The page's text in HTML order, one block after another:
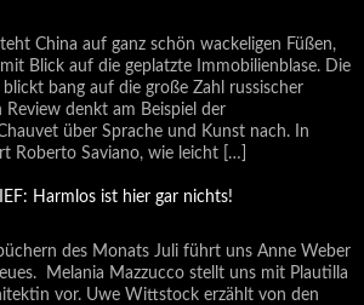
China auf ganz schön wackeligen Füßen,
Blick auf die geplatzte Immobilienblase. Die
blickt bang auf die große Zahl russischer
Review denkt am Beispiel der
über Sprache und Kunst nach. In
Roberto Saviano, wie leicht […]
Harmlos ist hier gar nichts!
des Monats Juli führt uns Anne Weber
Melania Mazzucco stellt uns mit Plautilla
vor. Uwe Wittstock erzählt von den